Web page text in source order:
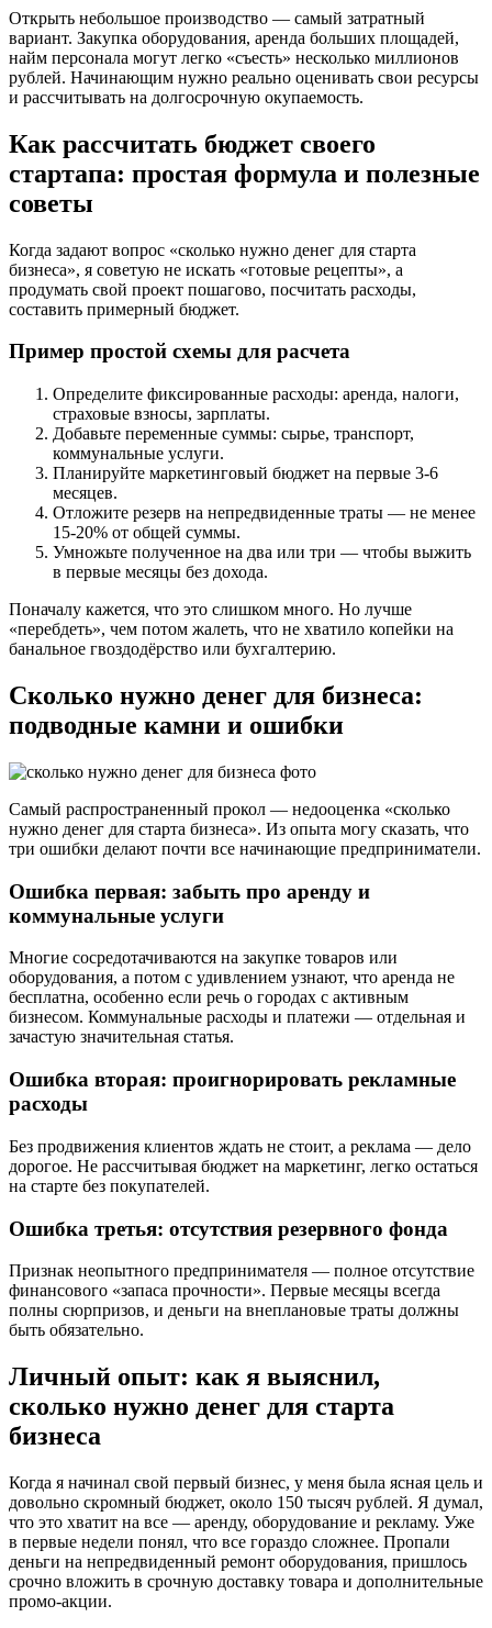
Открыть небольшое производство — самый затратный
вариант. Закупка оборудования, аренда больших площадей,
найм персонала могут легко «съесть» несколько миллионов
рублей. Начинающим нужно реально оценивать свои ресурсы
и рассчитывать на долгосрочную окупаемость.
Как рассчитать бюджет своего
стартапа: простая формула и полезные
советы
Когда задают вопрос «сколько нужно денег для старта
бизнеса», я советую не искать «готовые рецепты», а
продумать свой проект пошагово, посчитать расходы,
составить примерный бюджет.
Пример простой схемы для расчета
Определите фиксированные расходы: аренда, налоги,
страховые взносы, зарплаты.
Добавьте переменные суммы: сырье, транспорт,
коммунальные услуги.
Планируйте маркетинговый бюджет на первые 3-6
месяцев.
Отложите резерв на непредвиденные траты — не менее
15-20% от общей суммы.
Умножьте полученное на два или три — чтобы выжить
в первые месяцы без дохода.
Поначалу кажется, что это слишком много. Но лучше
«перебдеть», чем потом жалеть, что не хватило копейки на
банальное гвоздодёрство или бухгалтерию.
Сколько нужно денег для бизнеса:
подводные камни и ошибки
Самый распространенный прокол — недооценка «сколько
нужно денег для старта бизнеса». Из опыта могу сказать, что
три ошибки делают почти все начинающие предприниматели.
Ошибка первая: забыть про аренду и
коммунальные услуги
Многие сосредотачиваются на закупке товаров или
оборудования, а потом с удивлением узнают, что аренда не
бесплатна, особенно если речь о городах с активным
бизнесом. Коммунальные расходы и платежи — отдельная и
зачастую значительная статья.
Ошибка вторая: проигнорировать рекламные
расходы
Без продвижения клиентов ждать не стоит, а реклама — дело
дорогое. Не рассчитывая бюджет на маркетинг, легко остаться
на старте без покупателей.
Ошибка третья: отсутствия резервного фонда
Признак неопытного предпринимателя — полное отсутствие
финансового «запаса прочности». Первые месяцы всегда
полны сюрпризов, и деньги на внеплановые траты должны
быть обязательно.
Личный опыт: как я выяснил,
сколько нужно денег для старта
бизнеса
Когда я начинал свой первый бизнес, у меня была ясная цель и
довольно скромный бюджет, около 150 тысяч рублей. Я думал,
что это хватит на все — аренду, оборудование и рекламу. Уже
в первые недели понял, что все гораздо сложнее. Пропали
деньги на непредвиденный ремонт оборудования, пришлось
срочно вложить в срочную доставку товара и дополнительные
промо-акции.